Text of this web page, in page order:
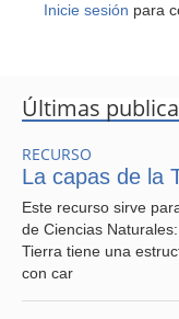
Inicie sesión para
Últimas
RECURSO
La capas de la
Este recurso sirve
de Ciencias
Tierra tiene una
con car